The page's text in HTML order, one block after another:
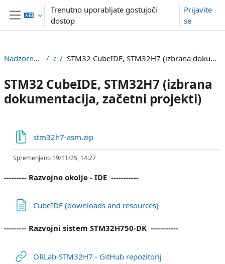
Preskoči na glavno vsebino
Stransko polje
Trenutno uporabljate gostujoči
dostop
Prijavite
se
Nadzorna plošča or STM32 CubeIDE, STM32H7 (izbrana dokumentacija, začetni projekti)
STM32 CubeIDE, STM32H7 (izbrana
dokumentacija, začetni projekti)
Osnutek odseka
stm32h7-asm.zip
Spremenjeno 19/11/25, 14:27
--------- Razvojno okolje - IDE -----------
CubeIDE (downloads and resources)Stran
--------- Razvojni sistem STM32H750-DK -----------
ORLab-STM32H7 - GitHub repozitorijURL